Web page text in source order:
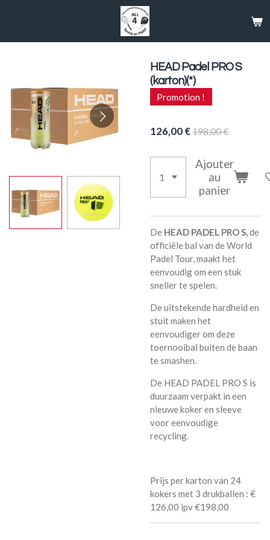
HEAD Padel PRO S
(karton)(*)
Promotion !
126,00 €198,00 €
Ajouter
au
panier
De HEAD PADEL PRO S,de
officiële bal van de World
Padel Tour, maakt het
eenvoudig om een stuk
sneller te spelen.
De uitstekende hardheid en
stuit maken het
eenvoudiger om deze
toernooibal buiten de baan
te smashen.
De HEAD PADEL PRO S is
duurzaam verpakt in een
nieuwe koker en sleeve
voor eenvoudige
recycling.
Prijs per karton van 24
kokers met 3 drukballen : €
126,00 ipv €198,00